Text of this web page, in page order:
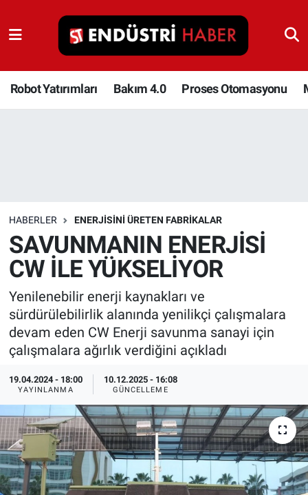
Robot Yatırımları Bakım 4.0 Proses Otomasyonu
HABERLER ENERJISINI ÜRETEN FABRIKALAR
SAVUNMANIN ENERJİSİ
CW İLE YÜKSELİYOR
Yenilenebilir enerji kaynakları ve
sürdürülebilirlik alanında yenilikçi çalışmalara
devam eden CW Enerji savunma sanayi için
çalışmalara ağırlık verdiğini açıkladı
19.04.2024 - 18:00
YAYINLANMA
10.12.2025 - 16:08
GÜNCELLEME
Robot Yatırımları
Bakım 4.0
Depolama Çözümleri
İnşaat ve Malzeme
HaberOrtak
EndüstriST
Endüstri 4.0 Uygulamaları
Ağır Sanayi Çözümleri